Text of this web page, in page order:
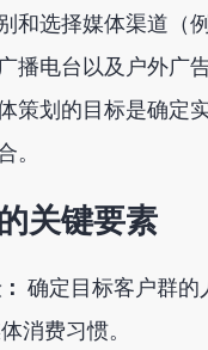
和选择媒体渠道（
播电台以及户外广
策划的目标是确定
。
关键要素
确定目标客户群的
消费习惯。